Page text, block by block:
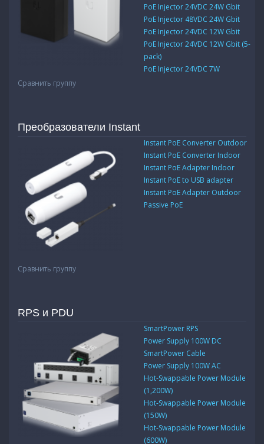
Сравнить группу
PoE Injector 24VDC 24W Gbit
PoE Injector 48VDC 24W Gbit
PoE Injector 24VDC 12W Gbit
PoE Injector 24VDC 12W Gbit (5-
pack)
PoE Injector 24VDC 7W
Преобразователи Instant
Сравнить группу
Instant PoE Converter Outdoor
Instant PoE Converter Indoor
Instant PoE Adapter Indoor
Instant PoE to USB adapter
Instant PoE Adapter Outdoor
Passive PoE
RPS и PDU
SmartPower RPS
Power Supply 100W DC
SmartPower Cable
Power Supply 100W AC
Hot-Swappable Power Module
(1,200W)
Hot-Swappable Power Module
(150W)
Hot-Swappable Power Module
(600W)